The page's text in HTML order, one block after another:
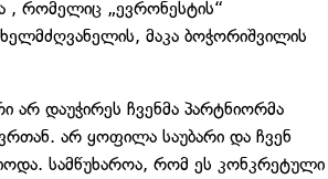
, რომელიც „ევრონესტის“
მაკა ბოჭორიშვილის
არ დაუჭირეს ჩვენმა პარტნიორმა
არ ყოფილა საუბარი და ჩვენ
სამწუხაროა, რომ ეს კონკრეტული